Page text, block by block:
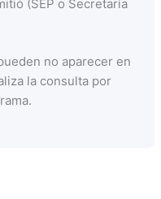
(SEP o Secretaría
no aparecer en
la consulta por